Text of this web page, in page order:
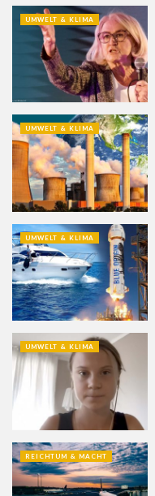
UMWELT & KLIMA
UMWELT & KLIMA
UMWELT & KLIMA
UMWELT & KLIMA
REICHTUM & MACHT